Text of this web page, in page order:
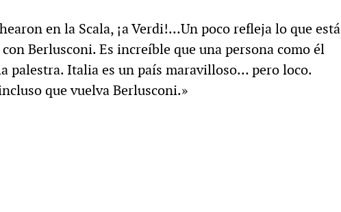
en la Scala, ¡a Verdi!…Un poco refleja lo que está
Berlusconi. Es increíble que una persona como él
palestra. Italia es un país maravilloso… pero loco.
que vuelva Berlusconi.»